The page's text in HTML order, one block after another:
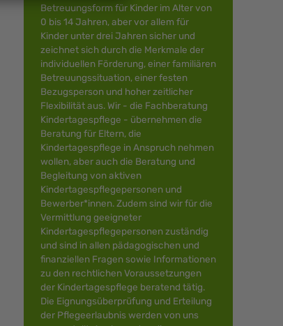
Betreuungsform für Kinder im Alter von
0 bis 14 Jahren, aber vor allem für
Kinder unter drei Jahren sicher und
zeichnet sich durch die Merkmale der
individuellen Förderung, einer familiären
Betreuungssituation, einer festen
Bezugsperson und hoher zeitlicher
Flexibilität aus. Wir - die Fachberatung
Kindertagespflege - übernehmen die
Beratung für Eltern, die
Kindertagespflege in Anspruch nehmen
wollen, aber auch die Beratung und
Begleitung von aktiven
Kindertagespflegepersonen und
Bewerber*innen. Zudem sind wir für die
Vermittlung geeigneter
Kindertagespflegepersonen zuständig
und sind in allen pädagogischen und
finanziellen Fragen sowie Informationen
zu den rechtlichen Voraussetzungen
der Kindertagespflege beratend tätig.
Die Eignungsüberprüfung und Erteilung
der Pflegeerlaubnis werden von uns